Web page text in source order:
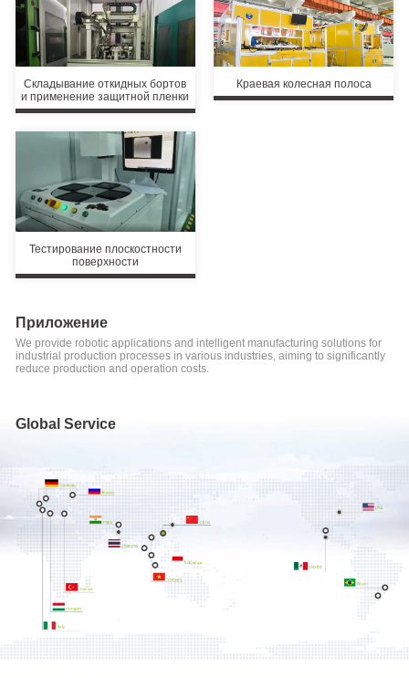
Производственные
Решения
Solutions
d'automatisation
robotisée
плоскостности
поверхности
отрасль_применить
Складывание откидных бортов
и применение защитной пленки
Краевая колесная полоса
Тестирование плоскостности
поверхности
Приложение
We provide robotic applications and intelligent manufacturing solutions for
industrial production processes in various industries, aiming to significantly
reduce production and operation costs.
Global Service